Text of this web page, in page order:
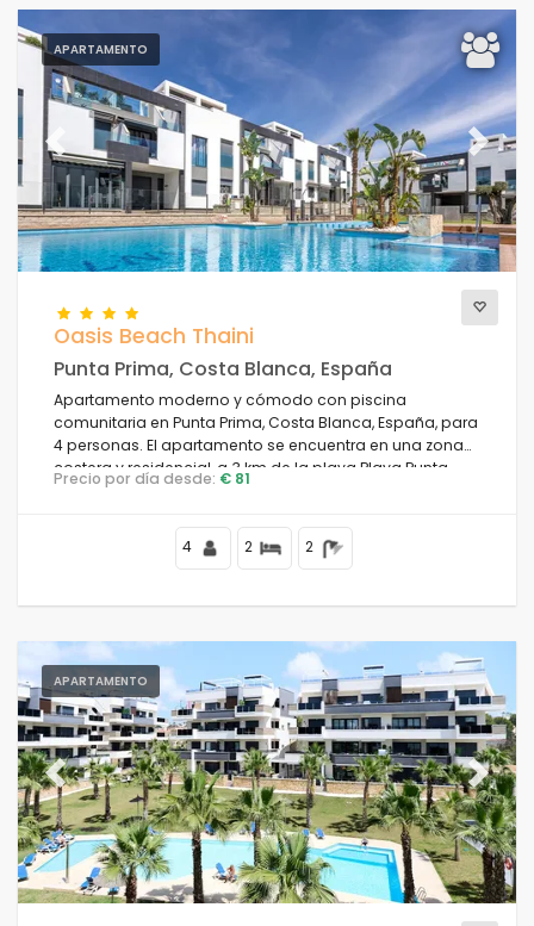
APARTAMENTO
Previous Next
Oasis Beach Thaini
Punta Prima, Costa Blanca, España
Apartamento moderno y cómodo con piscina
comunitaria en Punta Prima, Costa Blanca, España, para
4 personas. El apartamento se encuentra en una zona
costera y residencial, a 3 km de la playa Playa Punta
Prima.
Precio por día desde: € 81
4 2 2
APARTAMENTO
Previous Next